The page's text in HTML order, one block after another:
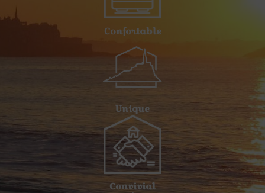
Confortable
Unique
Convivial